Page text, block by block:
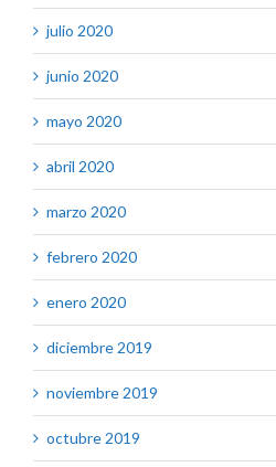
julio 2020
junio 2020
mayo 2020
abril 2020
marzo 2020
febrero 2020
enero 2020
diciembre 2019
noviembre 2019
octubre 2019